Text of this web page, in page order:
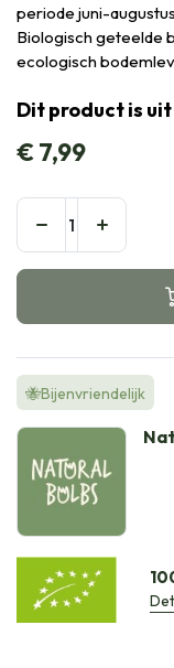
periode juni-
Biologisch geteelde
ecologisch
Dit product is
€7,99
🐝Bijenvriendelijk